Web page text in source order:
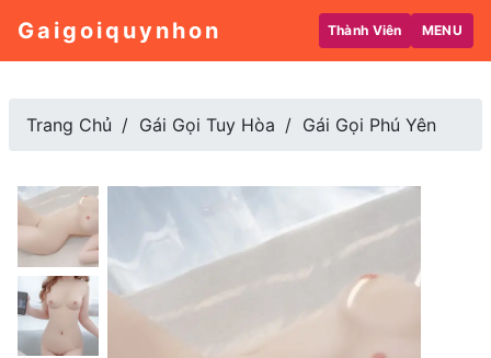
Gaigoiquynhon Thành Viên MENU
Trang Chủ Gái Gọi Tuy Hòa Gái Gọi Phú Yên